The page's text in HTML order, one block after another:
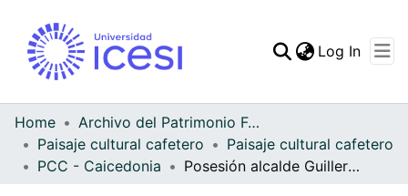
Statistics
Log In
Home
Archivo del Patrimonio Fotográfico y Fílmico del Valle del Cauca
Paisaje cultural cafetero
Paisaje cultural cafetero
PCC - Caicedonia
Posesión alcalde Guillermo Escobar Baena. Caicedonia